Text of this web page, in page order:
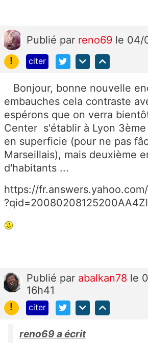
Publié par reno69 le 04/
!
citer
Bonjour, bonne nouvelle
embauches cela contraste
espérons que on verra
Center s'établir à Lyon
en superficie (pour ne pas
Marseillais), mais deuxième
d'habitants ...
https://
Publié par abalkan78 le
16h41
!
citer
reno69 a écrit